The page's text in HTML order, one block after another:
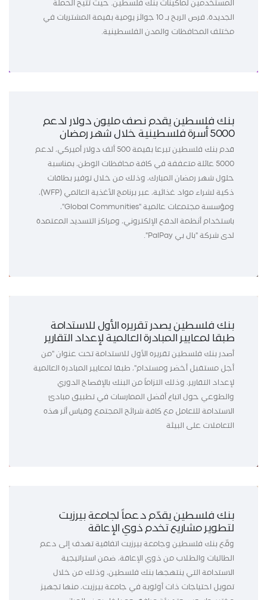
المستخدمين لماكينات بنك فلسطين. حيث تتيح الحملة
الجديدة، فرص الربح بـ 10 جوائز يومية بقيمة المشتريات في
مختلف المحافظات والمدن الفلسطينية.
بنك فلسطين يقدم نصف مليون دولار لدعم
5000 أسرة فلسطينية خلال شهر رمضان
قدم بنك فلسطين تبرعا بقيمة 500 ألف دولار أميركي، لدعم
5000 عائلة متعففة في كافة محافظات الوطن، بمناسبة
حلول شهر رمضان المبارك، وذلك من خلال توفير بطاقات
ذكية لشراء مواد غذائية، عبر برنامج الأغذية العالمي (WFP)،
ومؤسسة مجتمعات عالمية "Global Communities"،
باستخدام أنظمة الدفع الإلكتروني، ومراكز التسديد المعتمدة
لدى شركة "بال بي PalPay".
بنك فلسطين يصدر تقريره الأول للاستدامة
طبقا لمعايير المبادرة العالمية لإعداد التقارير
أصدر بنك فلسطين تقريره الأول للاستدامة تحت عنوان "من
أجل مستقبل أخضر ومستدام"، طبقا لمعايير المبادرة العالمية
لإعداد التقارير، وذلك التزاماً من البنك بالإفصاح الدوري
والطوعي حول اتباع أفضل الممارسات في تطبيق مبادئ
الاستدامة للتعامل مع كافة شرائح المجتمع وقياس أثر هذه
التعاملات على البيئة
بنك فلسطين يقدّم دعماً لجامعة بيرزيت
لتطوير مشاريع تخدم ذوي الإعاقة
وقّع بنك فلسطين وجامعة بيرزيت اتفاقية تهدف إلى دعم
الطالبات والطلاب من ذوي الإعاقة، ضمن استراتيجية
الاستدامة التي ينتهجها بنك فلسطين، وذلك من خلال
تمويل احتياجات ذات أولوية في جامعة بيرزيت، منها تجهيز